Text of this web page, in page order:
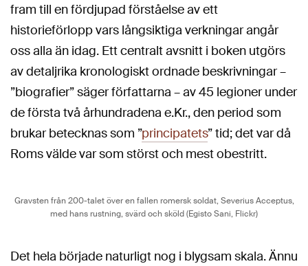
fram till en fördjupad förståelse av ett
historieförlopp vars långsiktiga verkningar angår
oss alla än idag. Ett centralt avsnitt i boken utgörs
av detaljrika kronologiskt ordnade beskrivningar –
”biografier” säger författarna – av 45 legioner under
de första två århundradena e.Kr., den period som
brukar betecknas som ”principatets” tid; det var då
Roms välde var som störst och mest obestritt.
Gravsten från 200-talet över en fallen romersk soldat, Severius Acceptus,
med hans rustning, svärd och sköld (Egisto Sani, Flickr)
Det hela började naturligt nog i blygsam skala. Ännu